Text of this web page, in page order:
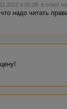
в 01:28 в ответ
надо читать